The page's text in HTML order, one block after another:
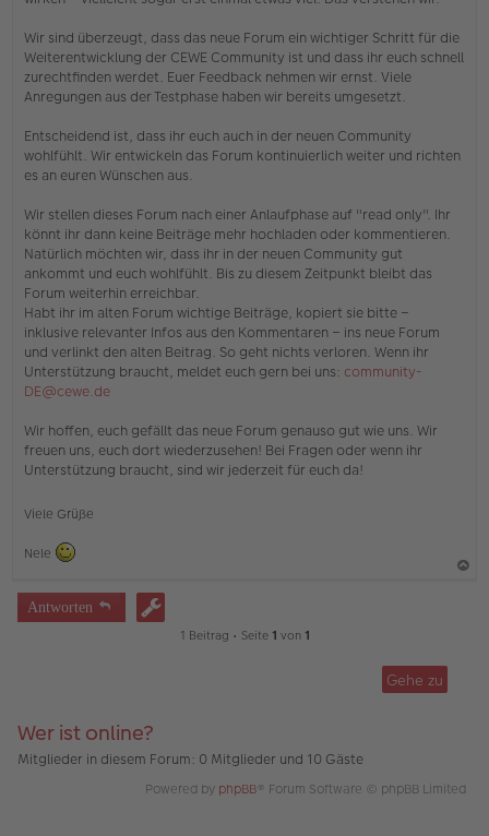
Wir sind überzeugt, dass das neue Forum ein wichtiger Schritt für die
Weiterentwicklung der CEWE Community ist und dass ihr euch schnell
zurechtfinden werdet. Euer Feedback nehmen wir ernst. Viele
Anregungen aus der Testphase haben wir bereits umgesetzt.
Entscheidend ist, dass ihr euch auch in der neuen Community
wohlfühlt. Wir entwickeln das Forum kontinuierlich weiter und richten
es an euren Wünschen aus.
Wir stellen dieses Forum nach einer Anlaufphase auf "read only". Ihr
könnt ihr dann keine Beiträge mehr hochladen oder kommentieren.
Natürlich möchten wir, dass ihr in der neuen Community gut
ankommt und euch wohlfühlt. Bis zu diesem Zeitpunkt bleibt das
Forum weiterhin erreichbar.
Habt ihr im alten Forum wichtige Beiträge, kopiert sie bitte –
inklusive relevanter Infos aus den Kommentaren – ins neue Forum
und verlinkt den alten Beitrag. So geht nichts verloren. Wenn ihr
Unterstützung braucht, meldet euch gern bei uns: community-
DE@cewe.de
Wir hoffen, euch gefällt das neue Forum genauso gut wie uns. Wir
freuen uns, euch dort wiederzusehen! Bei Fragen oder wenn ihr
Unterstützung braucht, sind wir jederzeit für euch da!
Viele Grüße
Nele
Antworten
1 Beitrag • Seite 1 von 1
Gehe zu
Wer ist online?
Mitglieder in diesem Forum: 0 Mitglieder und 10 Gäste
Powered by phpBB® Forum Software © phpBB Limited